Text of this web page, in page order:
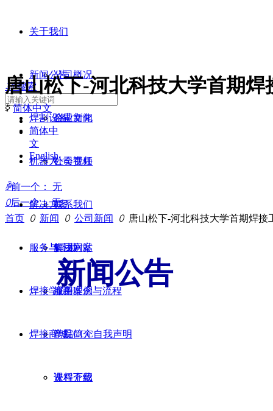
关于我们
公司概况
企业文化
公司视频
联系我们
集团网站
新闻公告
公司新闻
社会责任
焊割设备
机器人
解决方案
解决方案
应用案例
服务与下载
服务理念与流程
产品CCC自我声明
资料下载
焊接学院
学院简介
课程介绍
焊接商城
끠 搜索
ꀅ 简体中文
简体中
文
English
唐山松下-河北科技大学首期
ꄴ前一个：
无
ꄲ后一个： 无
首页 ꄲ 新闻 ꄲ 公司新闻 ꄲ 唐山松下-河北科技大学首期焊接
新闻公告